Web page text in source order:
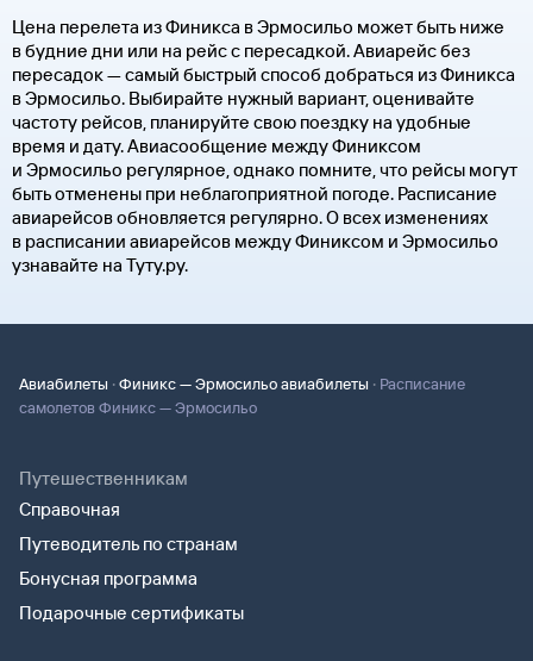
Цена перелета из Финикса в Эрмосильо может быть ниже
в будние дни или на рейс с пересадкой. Авиарейс без
пересадок — самый быстрый способ добраться из Финикса
в Эрмосильо. Выбирайте нужный вариант, оценивайте
частоту рейсов, планируйте свою поездку на удобные
время и дату. Авиасообщение между Финиксом
и Эрмосильо регулярное, однако помните, что рейсы могут
быть отменены при неблагоприятной погоде. Расписание
авиарейсов обновляется регулярно. О всех изменениях
в расписании авиарейсов между Финиксом и Эрмосильо
узнавайте на Туту.ру.
Авиабилеты ·Финикс — Эрмосильо авиабилеты · Расписание
самолетов Финикс — Эрмосильо
Путешественникам
Справочная
Путеводитель по странам
Бонусная программа
Подарочные сертификаты